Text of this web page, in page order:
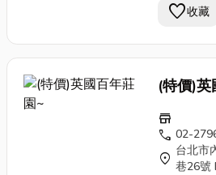
favorite收藏
(特價)
Antique
花 門片
store
call 02-
location_on 台北市
巷26號